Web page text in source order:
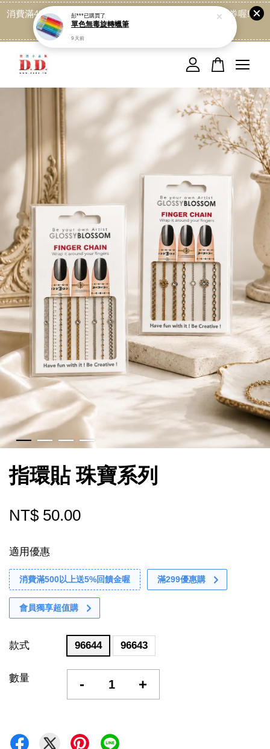
消費滿499免運喔, 記得加LINE:@dede168 領取專屬折扣券喔!
點我
指環貼 珠寶系列
NT$ 50.00
適用優惠
消費滿500以上送5%回饋金喔 滿299優惠購
會員獨享超值購
款式 96644 96643
數量 - +
您的購物車目前還是空的。